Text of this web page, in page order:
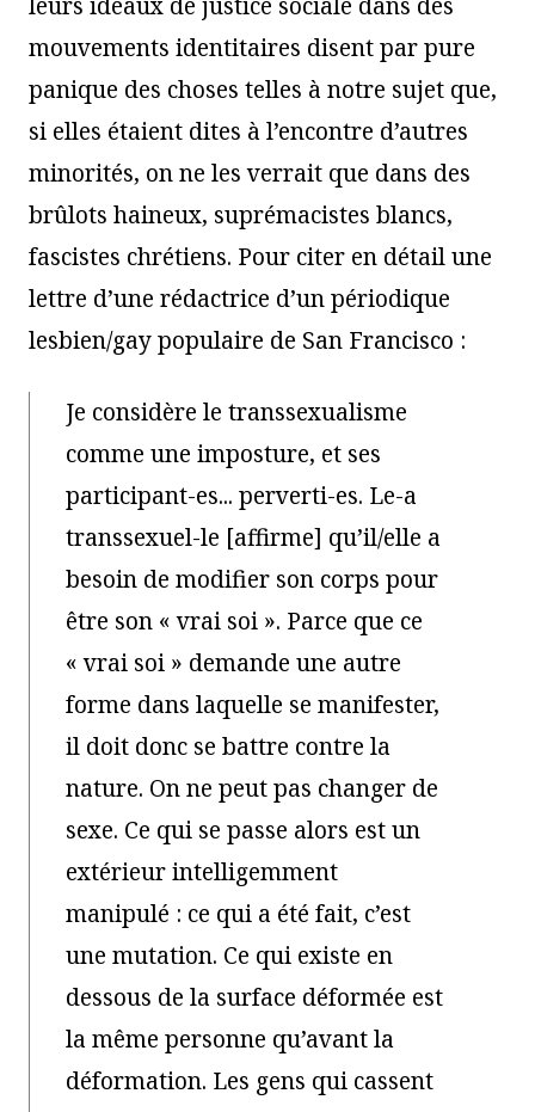
leurs idéaux de justice sociale dans des
mouvements identitaires disent par pure
panique des choses telles à notre sujet que,
si elles étaient dites à l’encontre d’autres
minorités, on ne les verrait que dans des
brûlots haineux, suprémacistes blancs,
fascistes chrétiens. Pour citer en détail une
lettre d’une rédactrice d’un périodique
lesbien/gay populaire de San Francisco :
Je considère le transsexualisme
comme une imposture, et ses
participant-es... perverti-es. Le-a
transsexuel-le [affirme] qu’il/elle a
besoin de modifier son corps pour
être son « vrai soi ». Parce que ce
« vrai soi » demande une autre
forme dans laquelle se manifester,
il doit donc se battre contre la
nature. On ne peut pas changer de
sexe. Ce qui se passe alors est un
extérieur intelligemment
manipulé : ce qui a été fait, c’est
une mutation. Ce qui existe en
dessous de la surface déformée est
la même personne qu’avant la
déformation. Les gens qui cassent